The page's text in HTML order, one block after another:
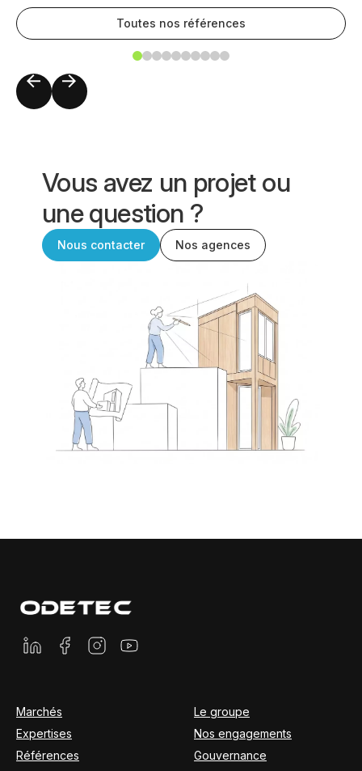
Toutes nos références
Vous avez un projet ou
une question ?
Nous contacter Nos agences
Marchés
Expertises
Références
Le groupe
Nos engagements
Gouvernance